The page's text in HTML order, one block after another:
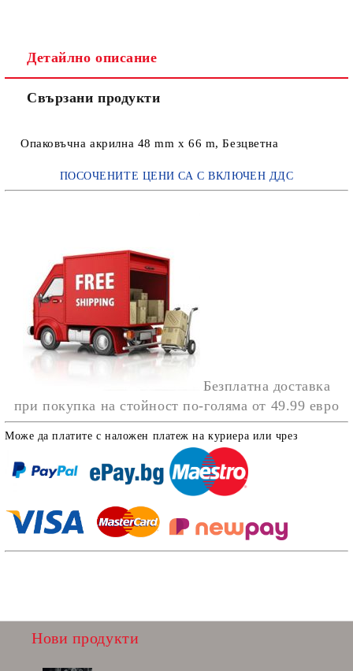
Детайлно описание
Свързани продукти
Опаковъчна акрилна 48 mm x 66 m, Безцветна
ПОСОЧЕНИТЕ ЦЕНИ СА С ВКЛЮЧЕН ДДС
Безплатна доставка
при покупка на стойност по-голяма от 49.99 евро
Може да платите с наложен платеж на куриера или чрез
Нови продукти